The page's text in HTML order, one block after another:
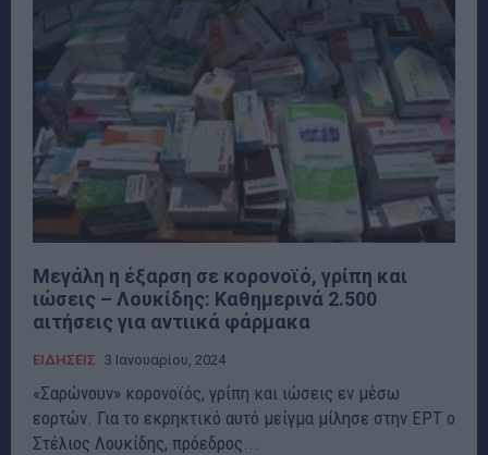
Μεγάλη η έξαρση σε κορονοϊό, γρίπη και
ιώσεις – Λουκίδης: Καθημερινά 2.500
αιτήσεις για αντιικά φάρμακα
ΕΙΔΗΣΕΙΣ 3 Ιανουαρίου, 2024
«Σαρώνουν» κορονοϊός, γρίπη και ιώσεις εν μέσω
εορτών. Για το εκρηκτικό αυτό μείγμα μίλησε στην ΕΡΤ ο
Στέλιος Λουκίδης, πρόεδρος...